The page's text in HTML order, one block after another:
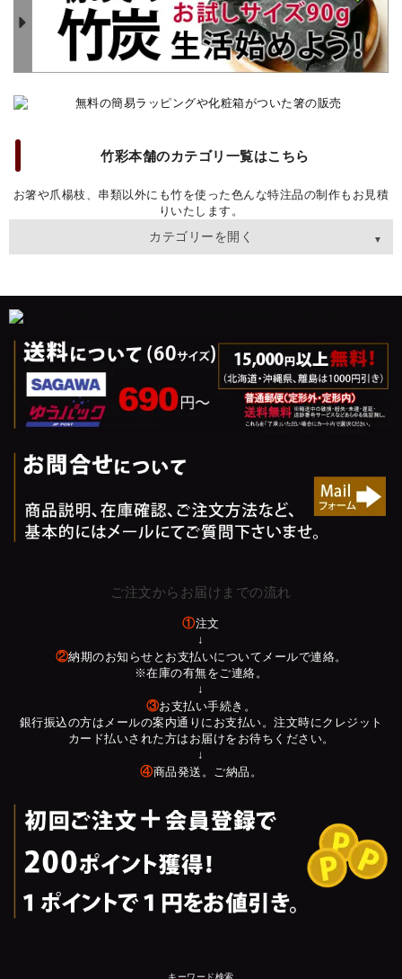
竹彩本舗のカテゴリ一覧はこちら
お箸や爪楊枝、串類以外にも竹を使った色んな特注品の制作もお見積
りいたします。
カテゴリーを開く
ご注文からお届けまでの流れ
①注文
↓
②納期のお知らせとお支払いについてメールで連絡。
※在庫の有無をご連絡。
↓
③お支払い手続き。
銀行振込の方はメールの案内通りにお支払い。注文時にクレジット
カード払いされた方はお届けをお待ちください。
↓
④商品発送。ご納品。
キーワード検索